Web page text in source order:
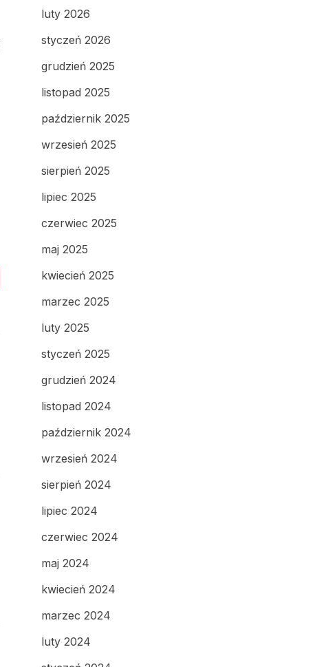
luty 2026
styczeń 2026
grudzień 2025
listopad 2025
październik 2025
wrzesień 2025
sierpień 2025
lipiec 2025
czerwiec 2025
maj 2025
kwiecień 2025
marzec 2025
luty 2025
styczeń 2025
grudzień 2024
listopad 2024
październik 2024
wrzesień 2024
sierpień 2024
lipiec 2024
czerwiec 2024
maj 2024
kwiecień 2024
marzec 2024
luty 2024